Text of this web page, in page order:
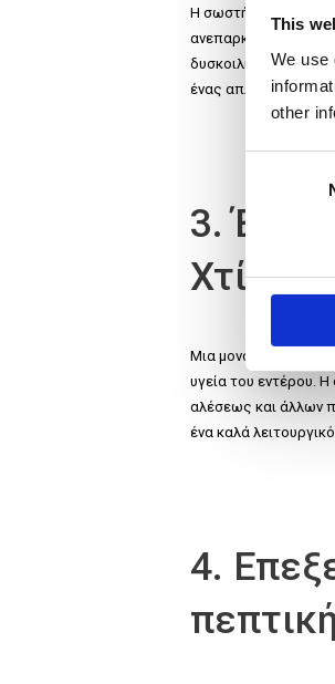
This
We use
other
n
s
n
S
e
l
e
n
Η σωστή ενυδάτωση
ανεπαρκής
δυσκοιλιότητα. Η
ένας απλός αλλά
3.
Μια μονότονη
υγεία του εντέρου.
αλέσεως και άλλων
ένα καλά
4.